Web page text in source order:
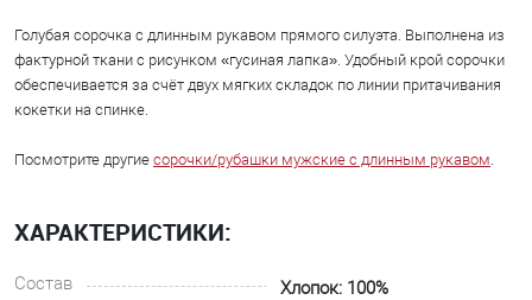
Голубая сорочка с длинным рукавом прямого силуэта. Выполнена из
фактурной ткани с рисунком «гусиная лапка». Удобный крой сорочки
обеспечивается за счёт двух мягких складок по линии притачивания
кокетки на спинке.
Посмотрите другие сорочки/рубашки мужские с длинным рукавом.
ХАРАКТЕРИСТИКИ:
Состав
Хлопок: 100%